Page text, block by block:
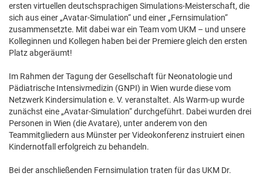
ersten virtuellen deutschsprachigen Simulations-Meisterschaft, die
sich aus einer „Avatar-Simulation“ und einer „Fernsimulation“
zusammensetzte. Mit dabei war ein Team vom UKM – und unsere
Kolleginnen und Kollegen haben bei der Premiere gleich den ersten
Platz abgeräumt!
Im Rahmen der Tagung der Gesellschaft für Neonatologie und
Pädiatrische Intensivmedizin (GNPI) in Wien wurde diese vom
Netzwerk Kindersimulation e. V. veranstaltet. Als Warm-up wurde
zunächst eine „Avatar-Simulation“ durchgeführt. Dabei wurden drei
Personen in Wien (die Avatare), unter anderem von den
Teammitgliedern aus Münster per Videokonferenz instruiert einen
Kindernotfall erfolgreich zu behandeln.
Bei der anschließenden Fernsimulation traten für das UKM Dr.